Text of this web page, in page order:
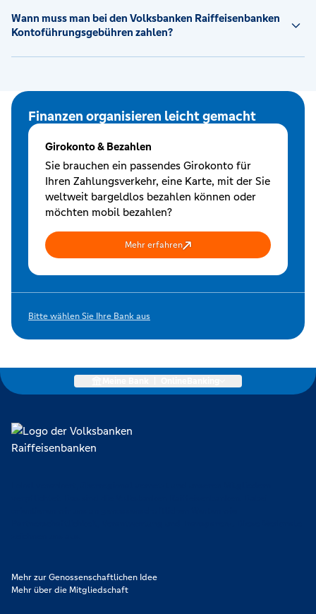
Wann muss man bei den Volksbanken Raiffeisenbanken
Kontoführungsgebühren zahlen?
Finanzen organisieren leicht gemacht
Girokonto & Bezahlen
Sie brauchen ein passendes Girokonto für
Ihren Zahlungsverkehr, eine Karte, mit der Sie
weltweit bargeldlos bezahlen können oder
möchten mobil bezahlen?
Mehr erfahren
Bitte wählen Sie Ihre Bank aus
Mehr zur Genossenschaftlichen Idee
Mehr über die Mitgliedschaft